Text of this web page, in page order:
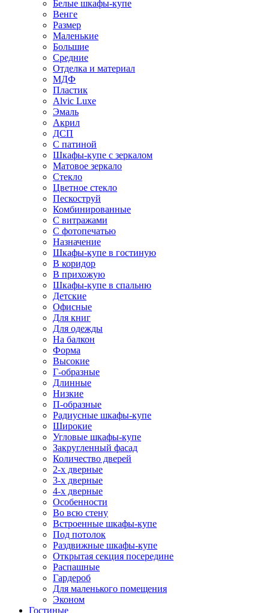
Белые шкафы-купе
Венге
Размер
Маленькие
Большие
Средние
Отделка и материал
МДФ
Пластик
Alvic Luxe
Эмаль
Акрил
ДСП
С патиной
Шкафы-купе с зеркалом
Матовое зеркало
Стекло
Цветное стекло
Пескоструй
Комбинированные
С витражами
С фотопечатью
Назначение
Шкафы-купе в гостиную
В коридор
В прихожую
Шкафы-купе в спальню
Детские
Офисные
Для книг
Для одежды
На балкон
Форма
Высокие
Г-образные
Длинные
Низкие
П-образные
Радиусные шкафы-купе
Широкие
Угловые шкафы-купе
Закругленный фасад
Количество дверей
2-х дверные
3-х дверные
4-х дверные
Особенности
Во всю стену
Встроенные шкафы-купе
Под потолок
Раздвижные шкафы-купе
Открытая секция посередине
Распашные
Гардероб
Для маленького помещения
Эконом
Гостиные